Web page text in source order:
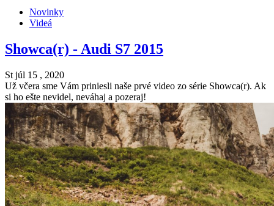
Novinky
Videá
Showca(r) - Audi S7 2015
St júl 15 , 2020
Už včera sme Vám priniesli naše prvé video zo série Showca(r). Ak
si ho ešte nevidel, neváhaj a pozeraj!